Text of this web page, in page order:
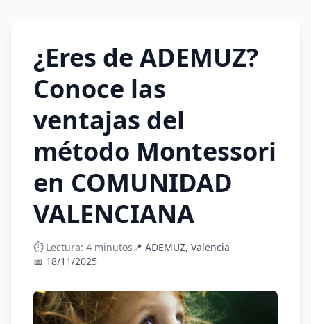
¿Eres de ADEMUZ?
Conoce las
ventajas del
método Montessori
en COMUNIDAD
VALENCIANA
⏱️ Lectura: 4 minutos📍 ADEMUZ, Valencia
📅 18/11/2025